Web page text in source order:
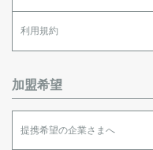
利用規約
加盟希望
提携希望の企業さまへ